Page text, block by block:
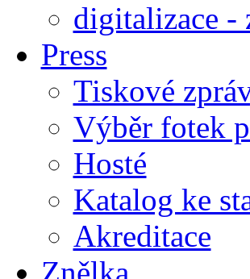
digitalizace -
Press
Tiskové
Výběr fotek
Hosté
Katalog ke
Akreditace